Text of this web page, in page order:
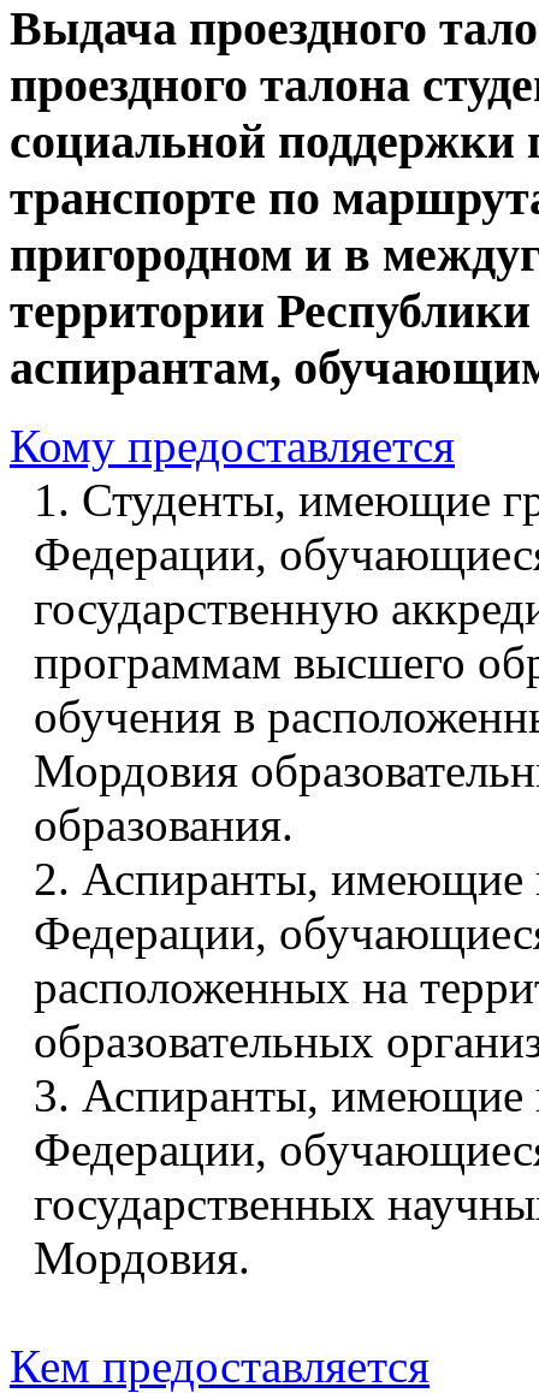
Выдача проездного
проездного талона
социальной поддержки
транспорте по
пригородном и в
территории
аспирантам,
Кому предоставляется
1. Студенты, имеющие
Федерации,
государственную
программам высшего
обучения в
Мордовия
образования.
2. Аспиранты, имеющие
Федерации,
расположенных на
образовательных
3. Аспиранты, имеющие
Федерации,
государственных
Мордовия.
Кем предоставляется